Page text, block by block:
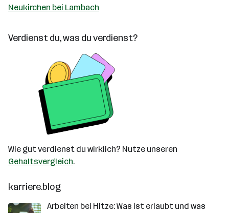
Neukirchen bei Lambach
Verdienst du, was du verdienst?
Wie gut verdienst du wirklich? Nutze unseren
Gehaltsvergleich.
karriere.blog
Arbeiten bei Hitze: Was ist erlaubt und was